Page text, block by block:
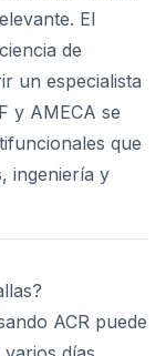
El
de
un especialista
y AMECA se
que
ingeniería y
ACR puede